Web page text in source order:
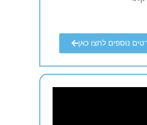
נוספים לחצו כאן